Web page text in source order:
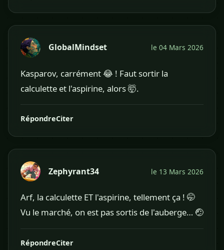
GlobalMindset le 04 Mars 2026
Kasparov, carrément 😂 ! Faut sortir la
calculette et l'aspirine, alors 🤯.
RépondreCiter
Zephyrant34 le 13 Mars 2026
Arf, la calculette ET l'aspirine, tellement ça ! 🤭
Vu le marché, on est pas sortis de l'auberge… 🤕
RépondreCiter